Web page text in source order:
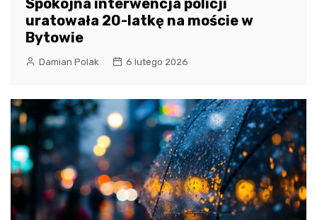
Spokojna interwencja policji
uratowała 20-latkę na moście w
Bytowie
Damian Polak 6 lutego 2026